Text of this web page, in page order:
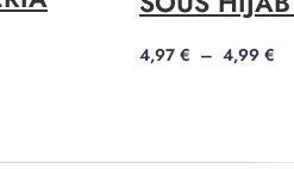
4,97 € – 4,99 €